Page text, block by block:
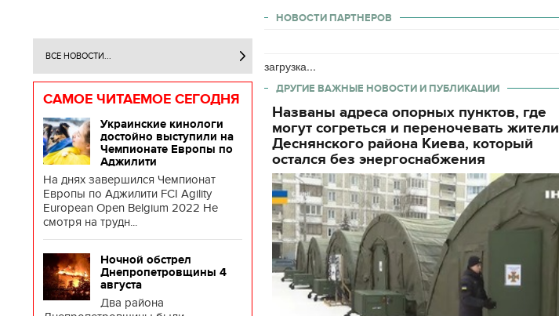
ВСЕ НОВОСТИ...
САМОЕ ЧИТАЕМОЕ СЕГОДНЯ
Украинские кинологи
достойно выступили на
Чемпионате Европы по
Аджилити
На днях завершился Чемпионат
Европы по Аджилити FCI Agility
European Open Belgium 2022 Не
смотря на трудн...
Ночной обстрел
Днепропетровщины 4
августа
Два района
НОВОСТИ ПАРТНЕРОВ
загрузка...
ДРУГИЕ ВАЖНЫЕ НОВОСТИ И ПУБЛИКАЦИИ
Названы адреса опорных пунктов, где
могут согреться и переночевать жители
Деснянского района Киева, который
остался без энергоснабжения